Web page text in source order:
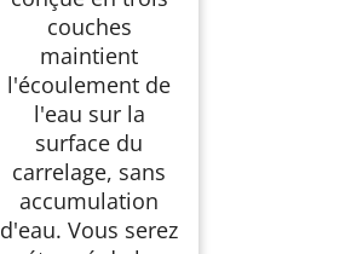
couches
maintient
l'écoulement de
l'eau sur la
surface du
carrelage, sans
accumulation
d'eau. Vous serez